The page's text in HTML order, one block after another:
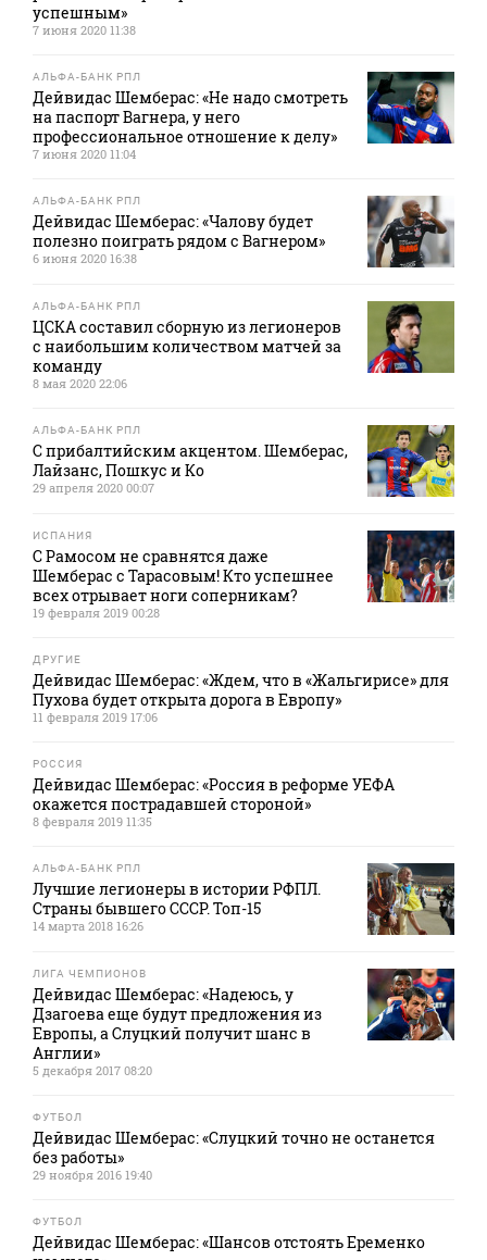
успешным»
7 июня 2020 11:38
АЛЬФА-БАНК РПЛ
Дейвидас Шемберас: «Не надо смотреть
на паспорт Вагнера, у него
профессиональное отношение к делу»
7 июня 2020 11:04
АЛЬФА-БАНК РПЛ
Дейвидас Шемберас: «Чалову будет
полезно поиграть рядом с Вагнером»
6 июня 2020 16:38
АЛЬФА-БАНК РПЛ
ЦСКА составил сборную из легионеров
с наибольшим количеством матчей за
команду
8 мая 2020 22:06
АЛЬФА-БАНК РПЛ
С прибалтийским акцентом. Шемберас,
Лайзанс, Пошкус и Ко
29 апреля 2020 00:07
ИСПАНИЯ
С Рамосом не сравнятся даже
Шемберас с Тарасовым! Кто успешнее
всех отрывает ноги соперникам?
19 февраля 2019 00:28
ДРУГИЕ
Дейвидас Шемберас: «Ждем, что в «Жальгирисе» для
Пухова будет открыта дорога в Европу»
11 февраля 2019 17:06
РОССИЯ
Дейвидас Шемберас: «Россия в реформе УЕФА
окажется пострадавшей стороной»
8 февраля 2019 11:35
АЛЬФА-БАНК РПЛ
Лучшие легионеры в истории РФПЛ.
Страны бывшего СССР. Топ-15
14 марта 2018 16:26
ЛИГА ЧЕМПИОНОВ
Дейвидас Шемберас: «Надеюсь, у
Дзагоева еще будут предложения из
Европы, а Слуцкий получит шанс в
Англии»
5 декабря 2017 08:20
ФУТБОЛ
Дейвидас Шемберас: «Слуцкий точно не останется
без работы»
29 ноября 2016 19:40
ФУТБОЛ
Дейвидас Шемберас: «Шансов отстоять Еременко